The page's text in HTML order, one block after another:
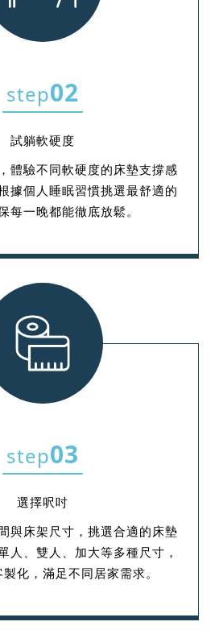
step02
試躺軟硬度
體驗不同軟硬度的床墊支撐感
據個人睡眠習慣挑選最舒適的
每一晚都能徹底放鬆。
step03
選擇呎吋
與床架尺寸，挑選合適的床墊
人、雙人、加大等多種尺寸，
化，滿足不同居家需求。